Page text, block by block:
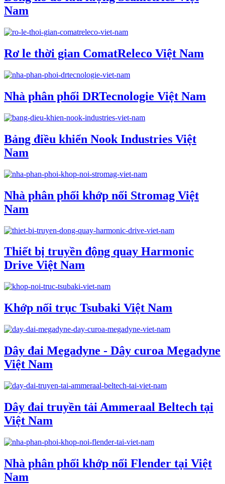
Nam
Rơ le thời gian ComatReleco Việt Nam
Nhà phân phối DRTecnologie Việt Nam
Bảng điều khiển Nook Industries Việt
Nam
Nhà phân phối khớp nối Stromag Việt
Nam
Thiết bị truyền động quay Harmonic
Drive Việt Nam
Khớp nối trục Tsubaki Việt Nam
Dây đai Megadyne - Dây curoa Megadyne
Việt Nam
Dây đai truyền tải Ammeraal Beltech tại
Việt Nam
Nhà phân phối khớp nối Flender tại Việt
Nam